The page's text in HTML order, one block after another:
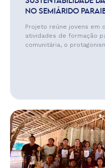
NO SEMIÁRIDO
Projeto reúne jovens em
atividades de formação
comunitária, o